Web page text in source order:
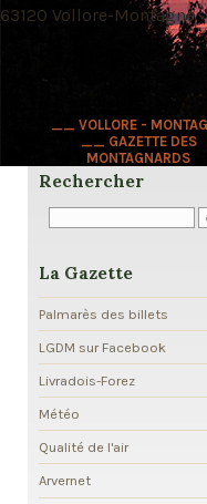
__ VOLLORE -
__ GAZETTE DES
MONTAGNARDS
63120 Vollore-Montagne
Rechercher
La Gazette
Palmarès des billets
LGDM sur Facebook
Livradois-Forez
Météo
Qualité de l'air
Arvernet